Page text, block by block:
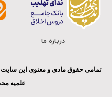
درباره ما
تمامی حقوق مادی و معنوی این سایت
علمیه